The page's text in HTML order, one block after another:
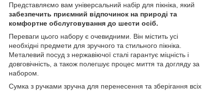
Представляємо вам універсальний набір для пікніка, який
забезпечить приємний відпочинок на природі та
комфортне обслуговування до шести осіб.
Переваги цього набору є очевидними. Він містить усі
необхідні предмети для зручного та стильного пікніка.
Металевий посуд з нержавіючої сталі гарантує міцність і
довговічність, а також полегшує процес миття та догляду за
набором.
Сумка з ручками зручна для перенесення та зберігання всіх